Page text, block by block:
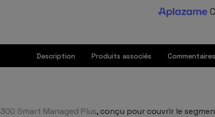
Description Produits associés
300 Smart Managed Plus, conçu pour couvrir le